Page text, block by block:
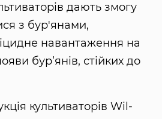
дають змогу
з бур'янами,
навантаження на
бур’янів, стійких до
культиваторів Wil-